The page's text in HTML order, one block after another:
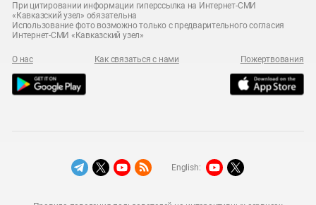
При цитировании информации гиперссылка на Интернет-СМИ
«Кавказский узел» обязательна
Использование фото возможно только с предварительного согласия
Интернет-СМИ «Кавказский узел»
О нас Как связаться с нами Пожертвования
English: